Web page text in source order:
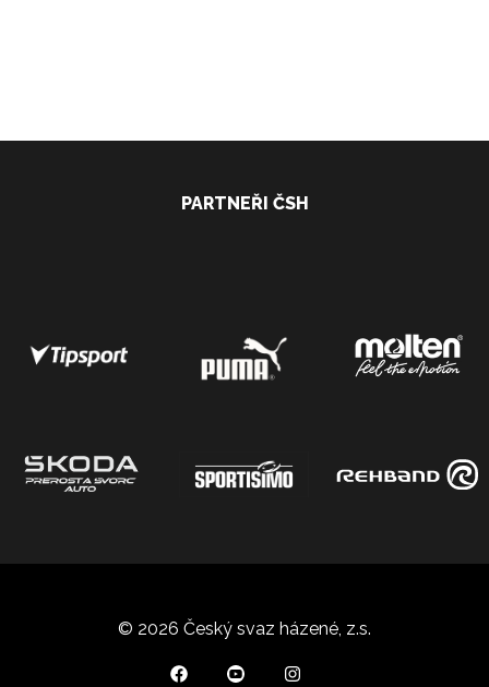
PARTNEŘI ČSH
© 2026 Český svaz házené, z.s.